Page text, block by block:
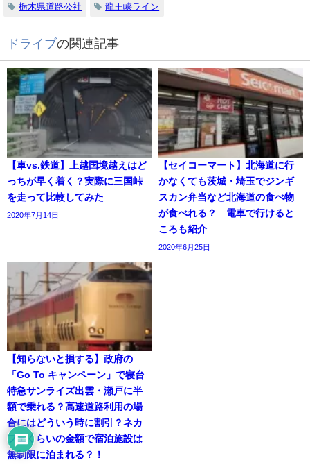
栃木県道路公社 龍王峡ライン
ドライブの関連記事
【車vs.鉄道】上越国境越えはど
っちが早く着く？実際に三国峠
を走って比較してみた
2020年7月14日
【セイコーマート】北海道に行
かなくても茨城・埼玉でジンギ
スカン弁当など北海道の食べ物
が食べれる？ 電車で行けると
ころも紹介
2020年6月25日
【知らないと損する】政府の
「Go To キャンペーン」で寝台
特急サンライズ出雲・瀬戸に半
額で乗れる？高速道路利用の場
合にはどういう時に割引？ネカ
フェくらいの金額で宿泊施設は
無制限に泊まれる？！